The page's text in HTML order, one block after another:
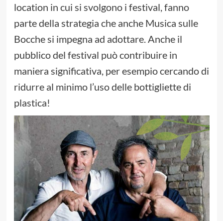
location in cui si svolgono i festival, fanno
parte della strategia che anche Musica sulle
Bocche si impegna ad adottare. Anche il
pubblico del festival può contribuire in
maniera significativa, per esempio cercando di
ridurre al minimo l’uso delle bottigliette di
plastica!